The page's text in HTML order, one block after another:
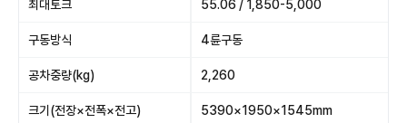
최대토크 55.06 / 1,850-5,000
구동방식 4륜구동
공차중량(kg) 2,260
크기(전장×전폭×전고) 5390×1950×1545mm